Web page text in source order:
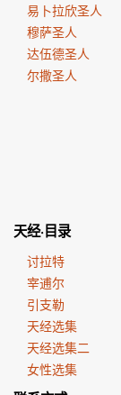
易卜拉欣圣人
穆萨圣人
达伍德圣人
尔撒圣人
天经·目录
讨拉特
宰逋尔
引支勒
天经选集
天经选集二
女性选集